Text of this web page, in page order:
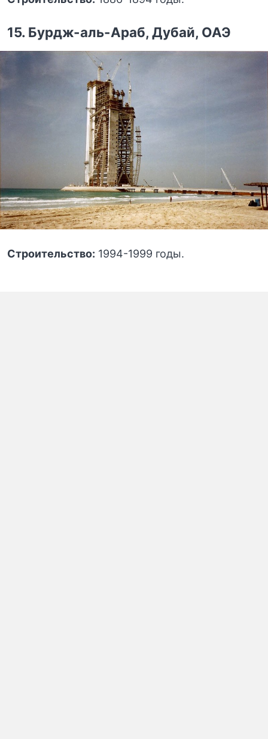
15. Бурдж-аль-Араб, Дубай, ОАЭ
Строительство: 1994-1999 годы.